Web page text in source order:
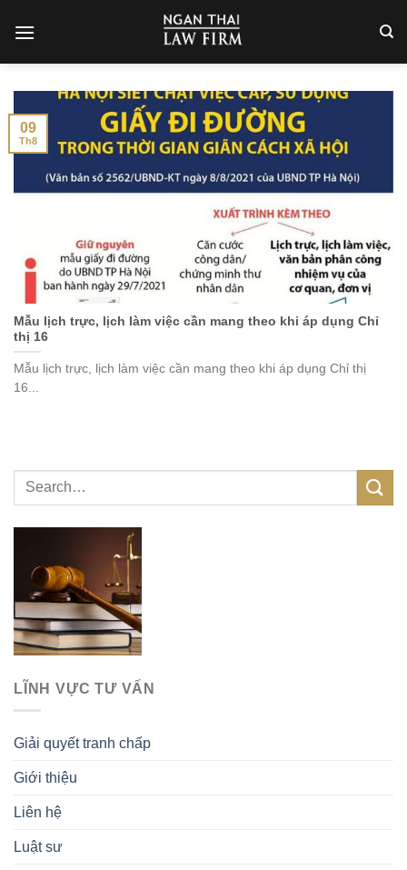
LĨNH VỰC TƯ VẤN
Giải quyết tranh chấp
Giới thiệu
Liên hệ
Luật sư
Mẫu lịch trực, lịch làm việc cần mang theo khi áp dụng Chỉ
thị 16
Mẫu lịch trực, lịch làm việc cần mang theo khi áp dụng Chỉ thị
16...
09
Th8